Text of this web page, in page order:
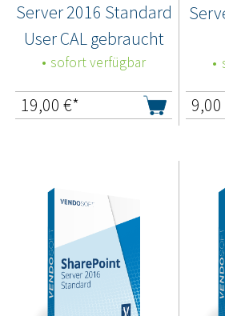
Server 2016 Standard
User CAL gebraucht
sofort verfügbar
19,00 €* 9,00